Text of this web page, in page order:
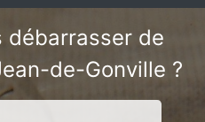
débarrasser de
de-Gonville ?